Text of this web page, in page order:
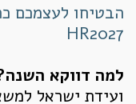
HR2027
למה דווקא